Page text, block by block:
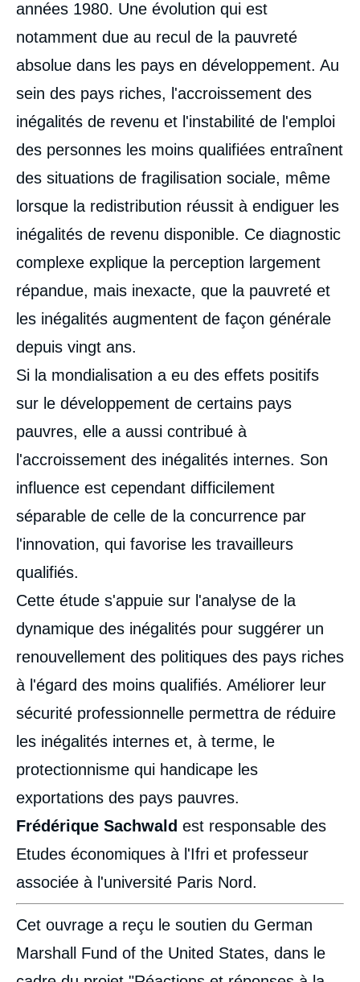
années 1980. Une évolution qui est
notamment due au recul de la pauvreté
absolue dans les pays en développement. Au
sein des pays riches, l'accroissement des
inégalités de revenu et l'instabilité de l'emploi
des personnes les moins qualifiées entraînent
des situations de fragilisation sociale, même
lorsque la redistribution réussit à endiguer les
inégalités de revenu disponible. Ce diagnostic
complexe explique la perception largement
répandue, mais inexacte, que la pauvreté et
les inégalités augmentent de façon générale
depuis vingt ans.
Si la mondialisation a eu des effets positifs
sur le développement de certains pays
pauvres, elle a aussi contribué à
l'accroissement des inégalités internes. Son
influence est cependant difficilement
séparable de celle de la concurrence par
l'innovation, qui favorise les travailleurs
qualifiés.
Cette étude s'appuie sur l'analyse de la
dynamique des inégalités pour suggérer un
renouvellement des politiques des pays riches
à l'égard des moins qualifiés. Améliorer leur
sécurité professionnelle permettra de réduire
les inégalités internes et, à terme, le
protectionnisme qui handicape les
exportations des pays pauvres.
Frédérique Sachwald est responsable des
Etudes économiques à l'Ifri et professeur
associée à l'université Paris Nord.
Cet ouvrage a reçu le soutien du German
Marshall Fund of the United States, dans le